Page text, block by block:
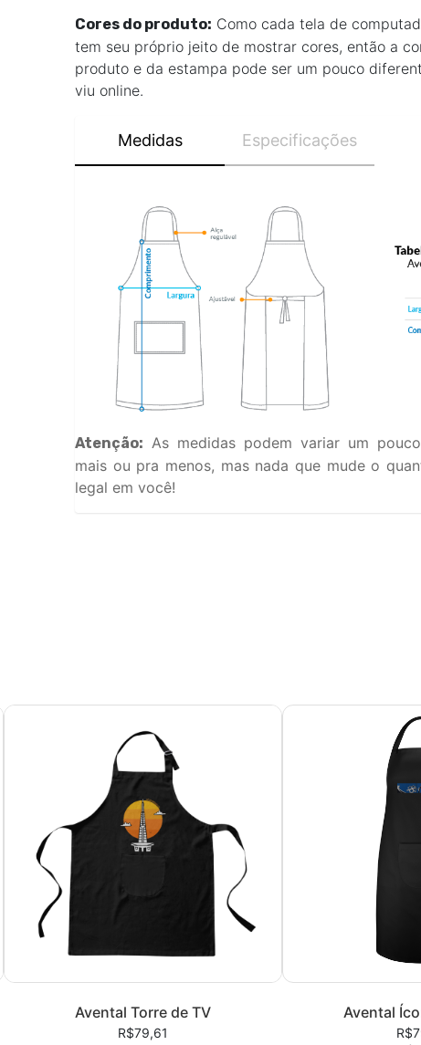
Cores do produto: Como cada tela de
tem seu próprio jeito de mostrar cores, então a
produto e da estampa pode ser um pouco
viu online.
Medidas Especificações
Atenção: As medidas podem variar um
mais ou pra menos, mas nada que mude o
legal em você!
Avental Torre de TV
R$79,61
Avental